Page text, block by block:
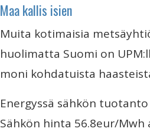
Maa kallis isien
Muita kotimaisia
huolimatta Suomi on
moni kohdatuista
Energyssä sähkön
Sähkön hinta 56.8eur/Mwh